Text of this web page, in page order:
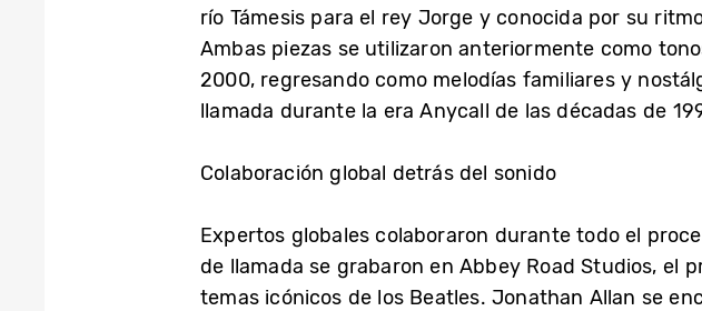
río Támesis para el rey Jorge y conocida por su
Ambas piezas se utilizaron anteriormente como
2000, regresando como melodías familiares y
llamada durante la era Anycall de las décadas de
Colaboración global detrás del sonido
Expertos globales colaboraron durante todo el
de llamada se grabaron en Abbey Road Studios, el
temas icónicos de los Beatles. Jonathan Allan se